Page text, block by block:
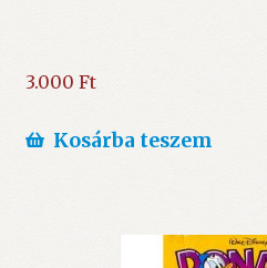
3.000 Ft
Kosárba teszem